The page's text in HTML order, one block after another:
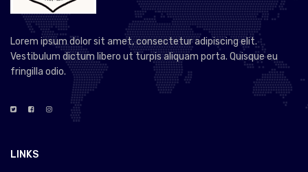
Lorem ipsum dolor sit amet, consectetur adipiscing elit.
Vestibulum dictum libero ut turpis aliquam porta. Quisque eu
fringilla odio.
LINKS